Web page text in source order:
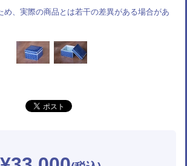
、実際の商品とは若干の差異がある場合があ